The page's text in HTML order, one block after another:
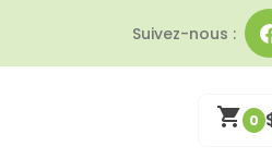
Suivez-nous :
0